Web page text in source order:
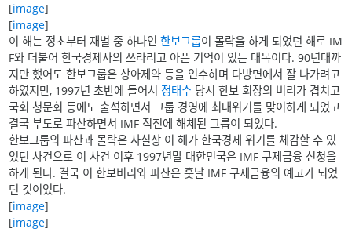
[image]
[image]
이 해는 정초부터 재벌 중 하나인한보그룹이 몰락을 하게 되었던 해로 IM
F와 더불어 한국경제사의 쓰라리고 아픈 기억이 있는 대목이다. 90년대까
지만 했어도 한보그룹은 상아제약 등을 인수하며 다방면에서 잘 나가려고
하였지만, 1997년 초반에 들어서 정태수 당시 한보 회장의 비리가 겹치고
국회 청문회 등에도 출석하면서 그룹 경영에 최대위기를 맞이하게 되었고
결국 부도로 파산하면서 IMF 직전에 해체된 그룹이 되었다.
한보그룹의 파산과 몰락은 사실상 이 해가 한국경제 위기를 체감할 수 있
었던 사건으로 이 사건 이후 1997년말 대한민국은 IMF 구제금융 신청을
하게 된다. 결국 이 한보비리와 파산은 훗날 IMF 구제금융의 예고가 되었
던 것이었다.
[image]
[image]